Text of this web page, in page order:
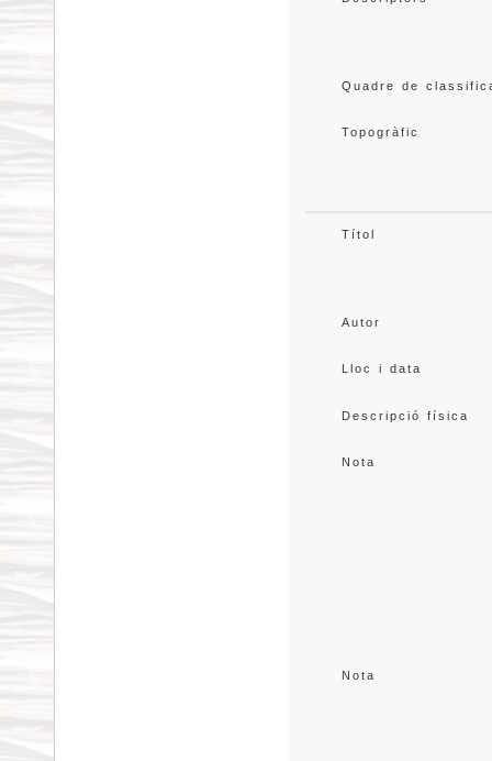
Quadre de
Topogràfic
Títol
Autor
Lloc i data
Descripció física
Nota
Nota